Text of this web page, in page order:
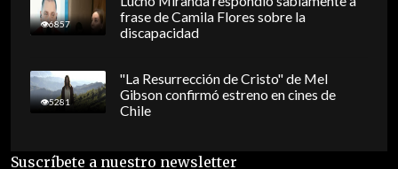
6857
frase de Camila Flores sobre la
discapacidad
5281
"La Resurrección de Cristo" de Mel
Gibson confirmó estreno en cines de
Chile
Suscríbete a nuestro newsletter